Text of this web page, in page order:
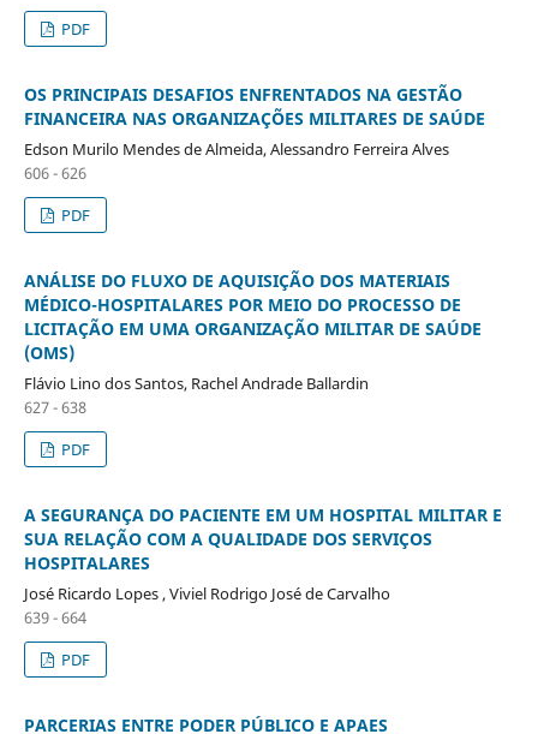
PDF
OS PRINCIPAIS DESAFIOS ENFRENTADOS NA GESTÃO
FINANCEIRA NAS ORGANIZAÇÕES MILITARES DE SAÚDE
Edson Murilo Mendes de Almeida, Alessandro Ferreira Alves
606 - 626
PDF
ANÁLISE DO FLUXO DE AQUISIÇÃO DOS MATERIAIS
MÉDICO-HOSPITALARES POR MEIO DO PROCESSO DE
LICITAÇÃO EM UMA ORGANIZAÇÃO MILITAR DE SAÚDE
(OMS)
Flávio Lino dos Santos, Rachel Andrade Ballardin
627 - 638
PDF
A SEGURANÇA DO PACIENTE EM UM HOSPITAL MILITAR E
SUA RELAÇÃO COM A QUALIDADE DOS SERVIÇOS
HOSPITALARES
José Ricardo Lopes , Viviel Rodrigo José de Carvalho
639 - 664
PDF
PARCERIAS ENTRE PODER PÚBLICO E APAES